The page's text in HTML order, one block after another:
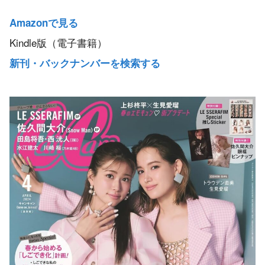
Amazonで見る
Kindle版（電子書籍）
新刊・バックナンバーを検索する